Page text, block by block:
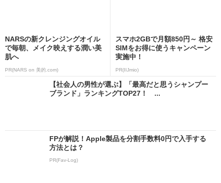
NARSの新クレンジングオイル
で毎朝、メイク映えする潤い美
肌へ
PR(NARS on 美的.com)
スマホ2GBで月額850円～ 格安
SIMをお得に使うキャンペーン
実施中！
PR(IIJmio)
【社会人の男性が選ぶ】「最高だと思うシャンプー
ブランド」ランキングTOP27！ ...
FPが解説！Apple製品を分割手数料0円で入手する
方法とは？
PR(Fav-Log)